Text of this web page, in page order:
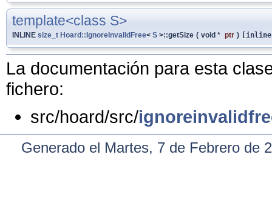
template<class S>
INLINE size_t Hoard::IgnoreInvalidFree< S >::getSize ( void * ptr )
La documentación para esta
fichero:
src/hoard/src/
Generado el Martes, 7 de Febrero de